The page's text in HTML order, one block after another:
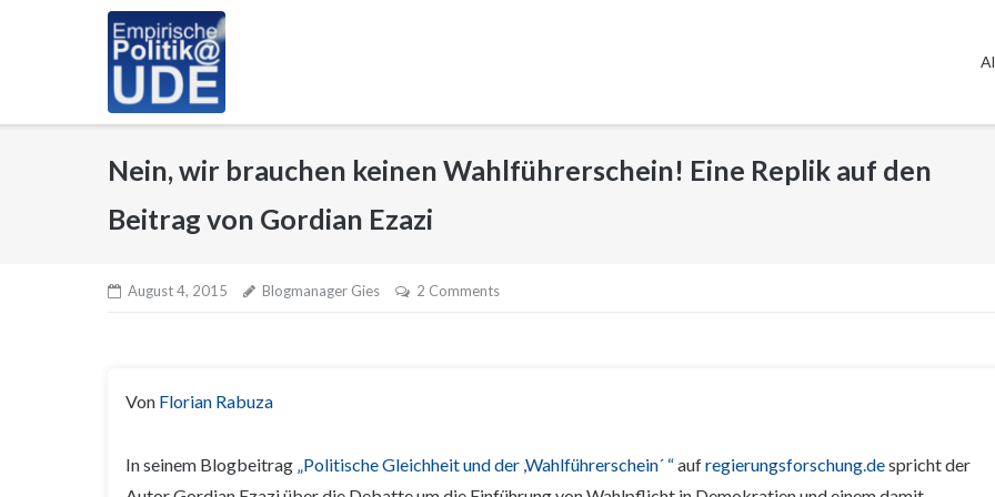
Nein, wir brauchen keinen Wahlführerschein! Eine Replik auf den
Beitrag von Gordian Ezazi
August 4, 2015 Blogmanager Gies 2 Comments
Von Florian Rabuza
In seinem Blogbeitrag „Politische Gleichheit und der ,Wahlführerschein´ “aufregierungsforschung.despricht der